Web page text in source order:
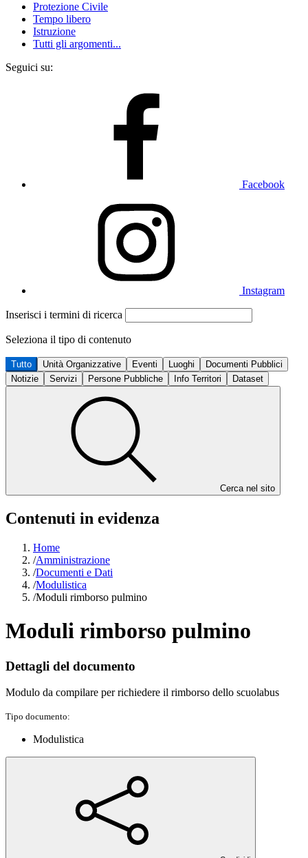
Protezione Civile
Tempo libero
Istruzione
Tutti gli argomenti...
Seguici su:
Facebook
Instagram
Inserisci i termini di ricerca
Seleziona il tipo di contenuto
Tutto Unità Organizzative Eventi Luoghi
Documenti Pubblici
Notizie
Servizi Persone Pubbliche Info Territori Dataset
Cerca nel sito
Contenuti in evidenza
Home
/Amministrazione
/Documenti e Dati
/Modulistica
/Moduli rimborso pulmino
Moduli rimborso pulmino
Dettagli del documento
Modulo da compilare per richiedere il rimborso dello scuolabus
Tipo documento:
Modulistica